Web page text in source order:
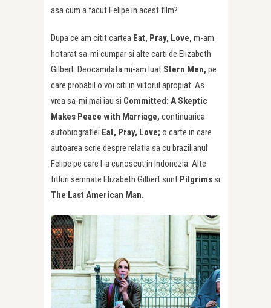
asa cum a facut Felipe in acest film?
Dupa ce am citit cartea Eat, Pray, Love, m-am
hotarat sa-mi cumpar si alte carti de Elizabeth
Gilbert. Deocamdata mi-am luat Stern Men, pe
care probabil o voi citi in viitorul apropiat. As
vrea sa-mi mai iau si Committed: A Skeptic
Makes Peace with Marriage, continuariea
autobiografiei Eat, Pray, Love; o carte in care
autoarea scrie despre relatia sa cu brazilianul
Felipe pe care l-a cunoscut in Indonezia. Alte
titluri semnate Elizabeth Gilbert sunt Pilgrimssi
The Last American Man.